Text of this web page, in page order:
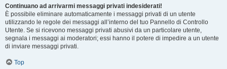
Continuano ad arrivarmi messaggi privati indesiderati!
È possibile eliminare automaticamente i messaggi privati ​​di un utente
utilizzando le regole dei messaggi all’interno del tuo Pannello di Controllo
Utente. Se si ricevono messaggi privati ​​abusivi da un particolare utente,
segnala i messaggi ai moderatori; essi hanno il potere di impedire a un utente
di inviare messaggi privati​​.
Top